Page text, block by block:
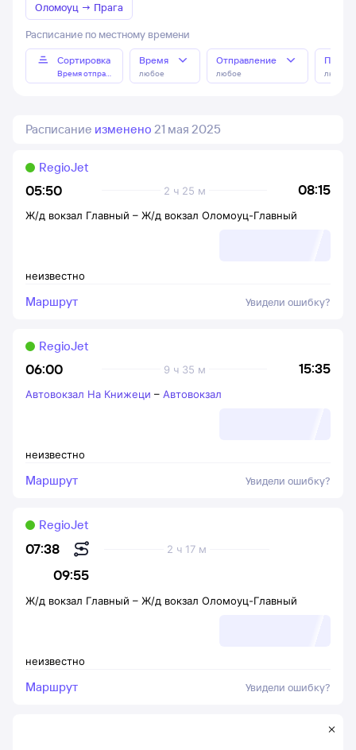
Оломоуц → Прага
Расписание по местному времени
Сортировка
Время отправления
Время
любое
Отправление
любое любое
Расписание изменено 21 мая 2025
05:50 08:15
2 ч 25 м
RegioJet
неизвестно
Ж/д вокзал Главный – Ж/д вокзал Оломоуц-Главный
Маршрут Увидели ошибку?
06:00 15:35
9 ч 35 м
RegioJet
неизвестно
Автовокзал На Книжеци – Автовокзал
Маршрут Увидели ошибку?
07:38
09:55
2 ч 17 м
RegioJet
неизвестно
Ж/д вокзал Главный – Ж/д вокзал Оломоуц-Главный
Маршрут Увидели ошибку?